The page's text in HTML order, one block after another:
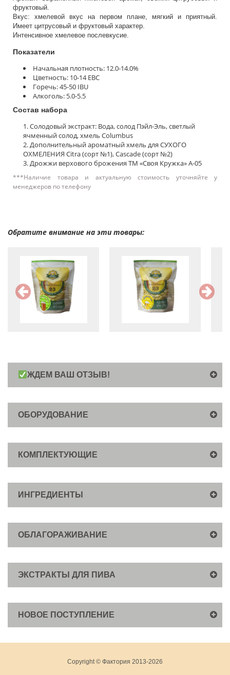
фруктовый.
Вкус: xмелевой вкус на первом плане, мягкий и приятный.
Имеет цитрусовый и фруктовый характер.
Интенсивное хмелевое послевкусие.
Показатели
Начальная плотность: 12.0-14.0%
Цветность: 10-14 EBC
Горечь: 45-50 IBU
Алкоголь: 5.0-5.5
Состав набора
Солодовый экстракт: Вода, солод Пэйл-Эль, светлый
ячменный солод, хмель Columbus
Дополнительный ароматный хмель для СУХОГО
ОХМЕЛЕНИЯ Citra (сорт №1), Cascade (сорт №2)
Дрожжи верхового брожения ТМ «Своя Кружка» А-05
***Наличие товара и актуальную стоимость уточняйте у
менеджеров по телефону
Обратите внимание на эти товары:
ЖДЕМ ВАШ ОТЗЫВ!
ОБОРУДОВАНИЕ
КОМПЛЕКТУЮЩИЕ
ИНГРЕДИЕНТЫ
ОБЛАГОРАЖИВАНИЕ
ЭКСТРАКТЫ ДЛЯ ПИВА
НОВОЕ ПОСТУПЛЕНИЕ
Copyright © Фактория 2013-2026